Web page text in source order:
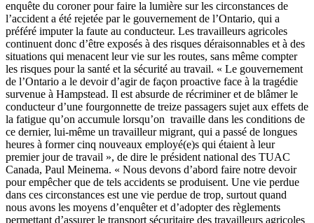
enquête du coroner pour faire la lumière surles circonstances de
l’accident a été rejetée par le gouvernement de l’Ontario, qui a
préféré imputerla faute au conducteur. Les travailleurs agricoles
continuent donc d’être exposés à des risques déraisonnables et à des
situations qui menacent leurvie surles routes, sans même compter
les risques pour la santé et la sécurité au travail. « Le gouvernement
de l’Ontario a le devoir d’agirde façon proactive face à la tragédie
survenue à Hampstead. Il est absurde de récrimineret de blâmerle
conducteur d’une fourgonnette de treize passagers sujet aux effets de
la fatigue qu’on accumule lorsqu’on travaille dans les conditions de
ce dernier, lui-même un travailleurmigrant, qui a passé de longues
heures à formercinq nouveaux employé(e)s qui étaient à leur
premier jour de travail », de dire le président national des TUAC
Canada, Paul Meinema. « Nous devons d’abord faire notre devoir
pourempêcher que de tels accidents se produisent. Une vie perdue
dans ces circonstances est une vie perdue de trop, surtout quand
nous avons les moyens d’enquêteret d’adopterdes règlements
permettant d’assurerle transport sécuritaire des travailleurs agricoles